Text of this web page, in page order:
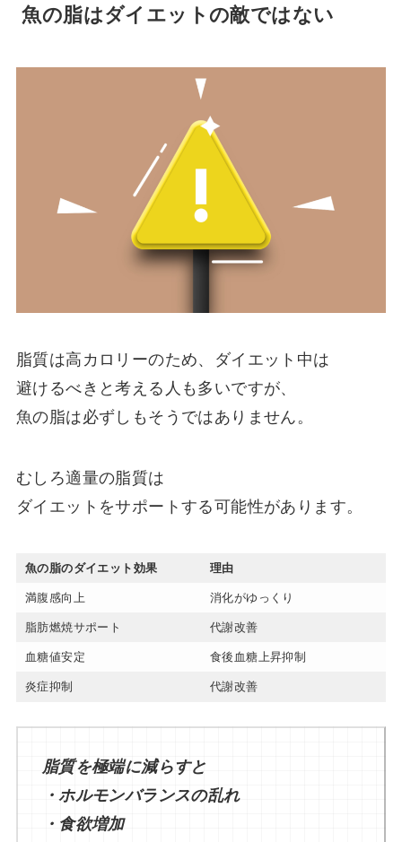
魚の脂はダイエットの敵ではない
脂質は高カロリーのため、ダイエット中は
避けるべきと考える人も多いですが、
魚の脂は必ずしもそうではありません。
むしろ適量の脂質は
ダイエットをサポートする可能性があります。
魚の脂のダイエット効果 理由
満腹感向上 消化がゆっくり
脂肪燃焼サポート 代謝改善
血糖値安定 食後血糖上昇抑制
炎症抑制 代謝改善
脂質を極端に減らすと
・ホルモンバランスの乱れ
・食欲増加